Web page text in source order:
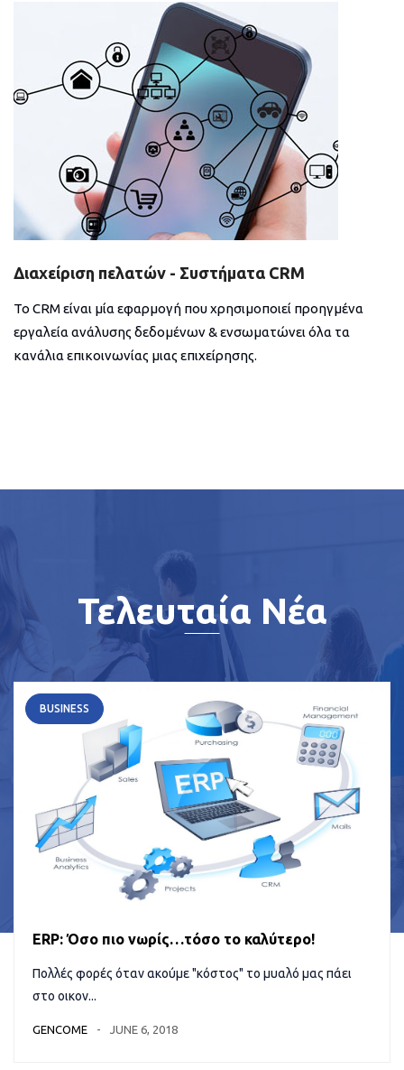
Διαχείριση πελατών - Συστήματα CRM
Το CRM είναι μία εφαρμογή που χρησιμοποιεί προηγμένα
εργαλεία ανάλυσης δεδομένων & ενσωματώνει όλα τα
κανάλια επικοινωνίας μιας επιχείρησης.
Τελευταία Νέα
BUSINESS
ERP: Όσο πιο νωρίς…τόσο το καλύτερο!
Πολλές φορές όταν ακούμε "κόστος" το μυαλό μας πάει
στο οικον...
GENCOME JUNE 6, 2018